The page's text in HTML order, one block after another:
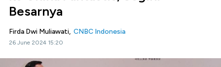
Besarnya
Firda Dwi Muliawati, CNBC Indonesia
26 June 2024 15:20